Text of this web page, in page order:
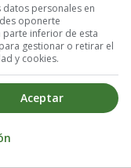
evaluación del iris,
la mutación del gen
lentes de
personales en
oponerte
parte inferior de esta
gestionar o retirar el
y cookies.
Aceptar